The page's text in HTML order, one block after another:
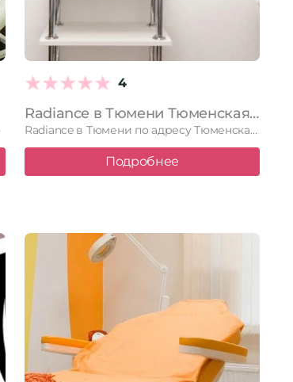
4
Radiance в Тюмени Тюменская область, Тюмень, Пермякова, 50/4а, 1 этаж
Radiance в Тюмени по адресу Тюменская область, Тюмень, Пермякова, 50/4а, …
Подробнее